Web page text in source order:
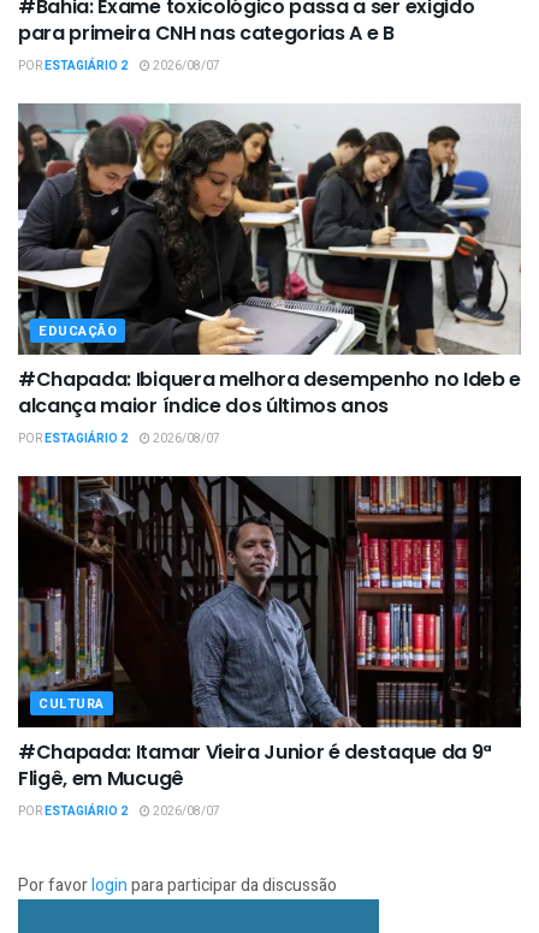
#Bahia: Exame toxicológico passa a ser exigido
para primeira CNH nas categorias A e B
PORESTAGIÁRIO 2 2026/08/07
EDUCAÇÃO
#Chapada: Ibiquera melhora desempenho no Ideb e
alcança maior índice dos últimos anos
PORESTAGIÁRIO 2 2026/08/07
CULTURA
#Chapada: Itamar Vieira Junior é destaque da 9ª
Fligê, em Mucugê
PORESTAGIÁRIO 2 2026/08/07
Por favorloginpara participar da discussão